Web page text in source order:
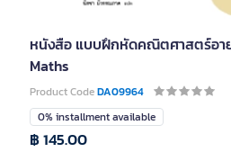
หนังสือ แบบฝึกหัดคณิตศาสตร์อา
Maths
Product CodeDA09964
0% installment available
฿ 145.00